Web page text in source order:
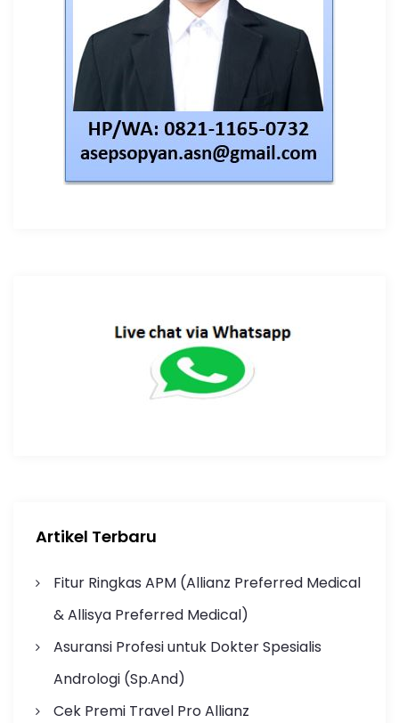
Artikel Terbaru
Fitur Ringkas APM (Allianz Preferred Medical
& Allisya Preferred Medical)
Asuransi Profesi untuk Dokter Spesialis
Andrologi (Sp.And)
Cek Premi Travel Pro Allianz